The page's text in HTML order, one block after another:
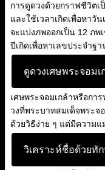
การดูดวงด้วยกราฟชีวิต
และใช้เวลาเกิดเพื่อหาวั
จะแบ่งภพออกเป็น 12 ภพ
ปีเกิดเพื่อหาเลขประจำฐ
ดูดวงเศษพระจอมเ
เศษพระจอมเกล้าหรือกา
วงที่พระบาทสมเด็จพระจ
ด้วยวิธีง่าย ๆ แต่มีความ
วิเคราะห์ชื่อด้วยทั